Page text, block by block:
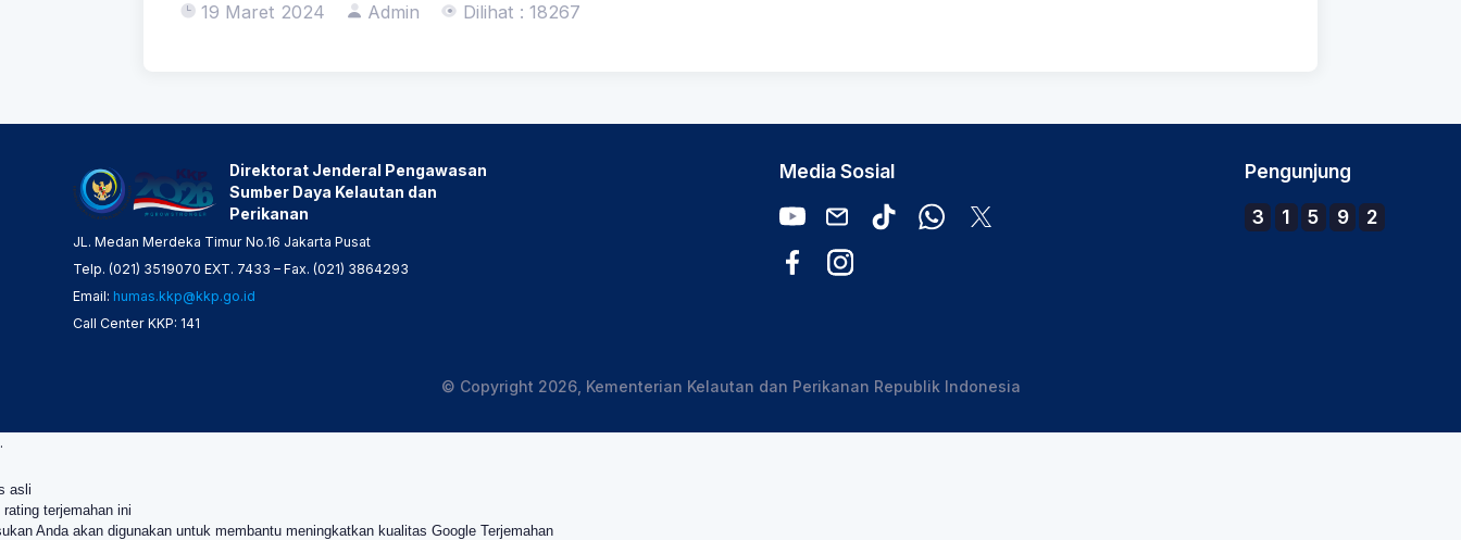
19 Maret 2024 Admin Dilihat : 18267
Direktorat Jenderal Pengawasan
Sumber Daya Kelautan dan
Perikanan
JL. Medan Merdeka Timur No.16 Jakarta Pusat
Telp. (021) 3519070 EXT. 7433 – Fax. (021) 3864293
Email: humas.kkp@kkp.go.id
Call Center KKP: 141
Media Sosial Pengunjung
3 1 5 9 2
© Copyright 2026, Kementerian Kelautan dan Perikanan Republik Indonesia
.
asli
rating terjemahan ini
Anda akan digunakan untuk membantu meningkatkan kualitas Google Terjemahan